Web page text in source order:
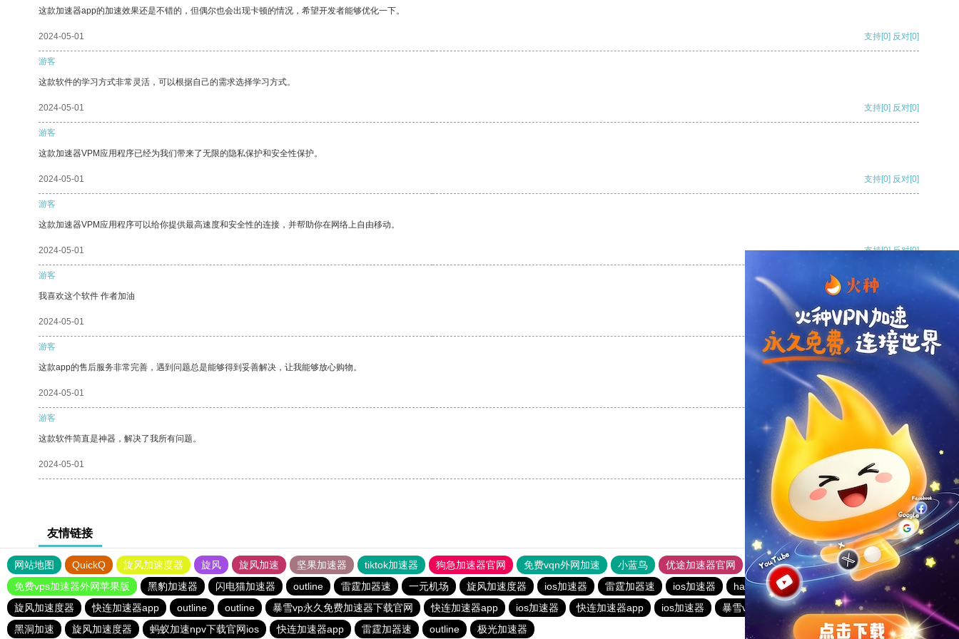
这款加速器app的加速效果还是不错的，但偶尔也会出现卡顿的情况，希望开发者能够优化一下。
2024-05-01 支持[0] 反对[0]
游客
这款软件的学习方式非常灵活，可以根据自己的需求选择学习方式。
2024-05-01 支持[0] 反对[0]
游客
这款加速器VPM应用程序已经为我们带来了无限的隐私保护和安全性保护。
2024-05-01 支持[0] 反对[0]
游客
这款加速器VPM应用程序可以给你提供最高速度和安全性的连接，并帮助你在网络上自由移动。
2024-05-01 支持[0] 反对[0]
游客
我喜欢这个软件 作者加油
2024-05-01 支持[0] 反对
游客
这款app的售后服务非常完善，遇到问题总是能够得到妥善解决，让我能够放心购物。
2024-05-01 支持
游客
这款软件简直是神器，解决了我所有问题。
2024-05-01 支持 反对 [0]
友情链接
网站地图 QuickQ 旋风加速度器 旋风 旋风加速 坚果加速器 tiktok加速器 狗急加速器官网 免费vqn外网加速 小蓝鸟 优途加速器官网 风驰加速器 旋风加速器
八戒看书
免费vps加速器外网苹果版
黑豹加速器 闪电猫加速器 outline 雷霆加器速 一元机场 旋风加速度器 ios加速器 雷霆加器速 ios加速器 hammer加速器
旋风加速度器
旋风加速度器
快连加速器app outline outline 暴雪vp永久免费加速器下载官网 快连加速器app ios加速器 快连加速器app ios加速器 暴雪vp永久免费加速器下载官网
雷霆加器速
黑洞加速
旋风加速度器 蚂蚁加速npv下载官网ios 快连加速器app 雷霆加器速 outline 极光加速器